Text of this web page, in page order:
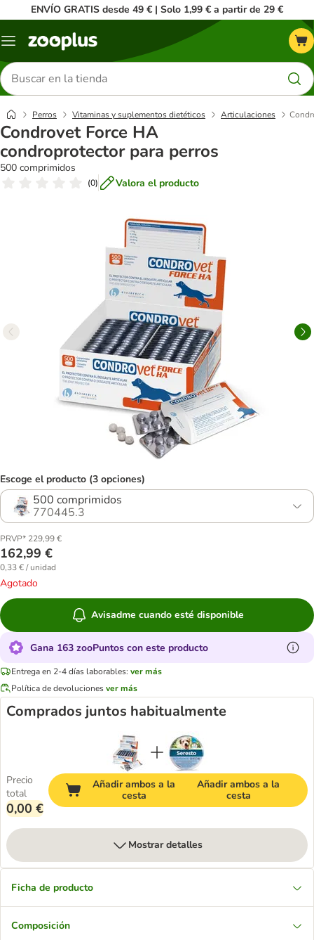
ENVÍO GRATIS desde 49 € | Solo 1,99 € a partir de 29 €
Menú
Buscar
productos
Perros Vitaminas y suplementos dietéticos Articulaciones
Condrovet Force HA
condroprotector para perros
500 comprimidos
(0) Valora el producto
Escoge el producto (3 opciones)
500 comprimidos
770445.3
PRVP* 229,99 €
162,99 €
0,33 € / unidad
Agotado
Avisadme cuando esté disponible
Gana 163 zooPuntos con este producto
Entrega en 2-4 días laborables: ver más
Política de devolucionesver más
Comprados juntos habitualmente
Precio
total
0,00 €
Añadir ambos a la
cesta
Añadir ambos a la
cesta
Mostrar detalles
Ficha de producto
Composición